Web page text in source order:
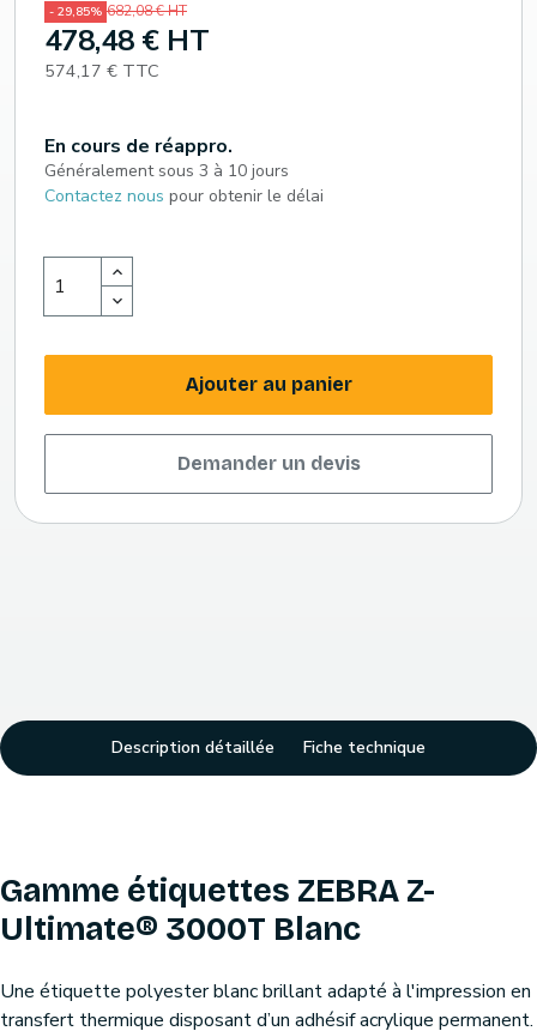
- 29,85% 682,08 € HT
478,48 € HT
574,17 € TTC
En cours de réappro.
Généralement sous 3 à 10 jours
Contactez nous pour obtenir le délai
Ajouter au panier
Demander un devis
Description détaillée Fiche technique
Gamme étiquettes ZEBRA Z-
Ultimate® 3000T Blanc
Une étiquette polyester blanc brillant adapté à l'impression en
transfert thermique disposant d’un adhésif acrylique permanent.